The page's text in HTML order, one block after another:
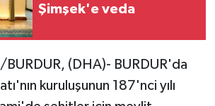
Şimşek'e veda
(DHA)- BURDUR'da
kuruluşunun 187'nci yılı